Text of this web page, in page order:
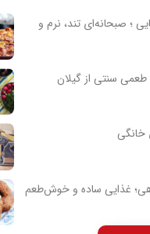
؛ صبحانه‌ای تند، نرم و
سنتی از گیلان
خانگی
غذایی ساده و خوش‌طعم